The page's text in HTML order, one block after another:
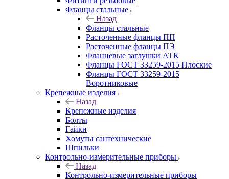
Фланцы стальные
Назад
Фланцы стальные
Расточенные фланцы ПП
Расточенные фланцы ПЭ
Фланцевые заглушки АТК
Фланцы ГОСТ 33259-2015 Плоские
Фланцы ГОСТ 33259-2015
Воротниковые
Крепежные изделия
Назад
Крепежные изделия
Болты
Гайки
Хомуты сантехнические
Шпильки
Контрольно-измерительные приборы
Назад
Контрольно-измерительные приборы